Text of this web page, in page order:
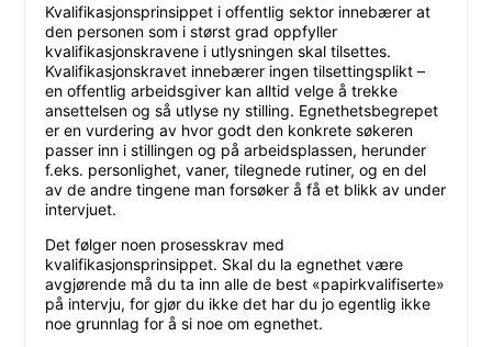
Kvalifikasjonsprinsippet i offentlig sektor innebærer at
den personen som i størst grad oppfyller
kvalifikasjonskravene i utlysningen skal tilsettes.
Kvalifikasjonskravet innebærer ingen tilsettingsplikt –
en offentlig arbeidsgiver kan alltid velge å trekke
ansettelsen og så utlyse ny stilling. Egnethetsbegrepet
er en vurdering av hvor godt den konkrete søkeren
passer inn i stillingen og på arbeidsplassen, herunder
f.eks. personlighet, vaner, tilegnede rutiner, og en del
av de andre tingene man forsøker å få et blikk av under
intervjuet.
Det følger noen prosesskrav med
kvalifikasjonsprinsippet. Skal du la egnethet være
avgjørende må du ta inn alle de best «papirkvalifiserte»
på intervju, for gjør du ikke det har du jo egentlig ikke
noe grunnlag for å si noe om egnethet.